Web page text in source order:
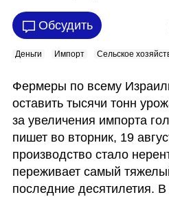
Обсудить
Деньги Импорт Сельское
Фермеры по всему
оставить тысячи тонн
за увеличения импорта
пишет во вторник, 19
производство стало
переживает самый
последние десятилетия. В